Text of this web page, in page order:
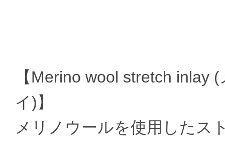
【Merino wool stretch inlay
イ)】
メリノウールを使用したス